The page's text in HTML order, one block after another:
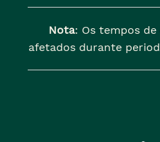
Nota: Os tempos
afetados durante